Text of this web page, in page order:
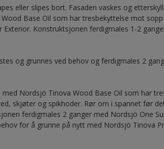
eller slipes bort. Fasaden vaskes og
Base Oil som har tresbekyttelse mot
Konstruktsjonen ferdigmales 1-2
og grunnes ved behov og ferdigmales 2
Nordsjö Tinova Wood Base Oil som har
skjøter og spikhoder. Rør om i spannet før
ferdigmales 2 ganger med Nordsjö One
for å grunne på nytt med Nordsjö Tinova